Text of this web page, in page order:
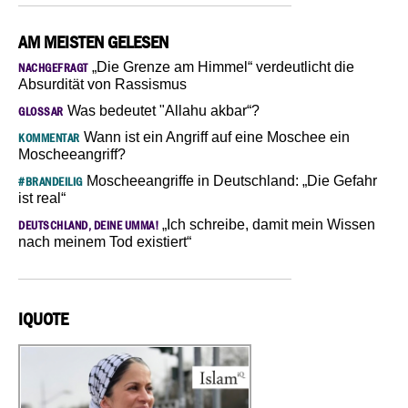
AM MEISTEN GELESEN
NACHGEFRAGT„Die Grenze am Himmel“ verdeutlicht die
Absurdität von Rassismus
GLOSSAR Was bedeutet "Allahu akbar“?
KOMMENTAR Wann ist ein Angriff auf eine Moschee ein
Moscheeangriff?
#BRANDEILIGMoscheeangriffe in Deutschland: „Die Gefahr
ist real“
DEUTSCHLAND, DEINE UMMA! „Ich schreibe, damit mein Wissen
nach meinem Tod existiert“
IQUOTE